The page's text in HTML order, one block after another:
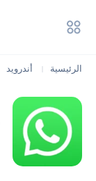
الرئيسية أندرويد